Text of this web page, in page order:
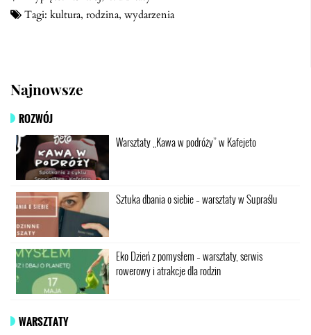
Tagi: kultura, rodzina, wydarzenia
Najnowsze
ROZWÓJ
Warsztaty „Kawa w podróży” w Kafejeto
Sztuka dbania o siebie – warsztaty w Supraślu
Eko Dzień z pomysłem – warsztaty, serwis
rowerowy i atrakcje dla rodzin
WARSZTATY